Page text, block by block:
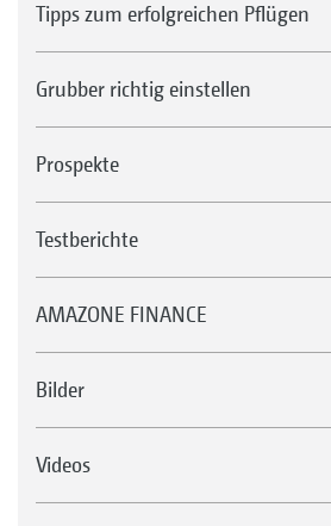
Tipps zum erfolgreichen Pflügen
Grubber richtig einstellen
Prospekte
Testberichte
AMAZONE FINANCE
Bilder
Videos